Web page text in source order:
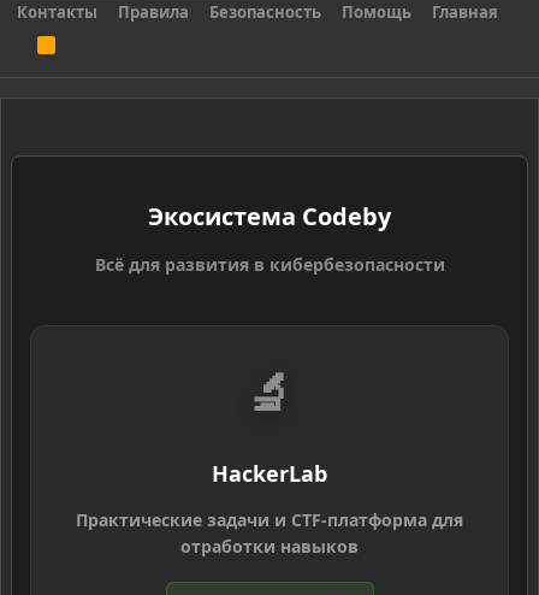
Контакты
Правила Безопасность Помощь Главная
S
Экосистема Codeby
Всё для развития в кибербезопасности
🔬
HackerLab
Практические задачи и CTF-платформа для
отработки навыков